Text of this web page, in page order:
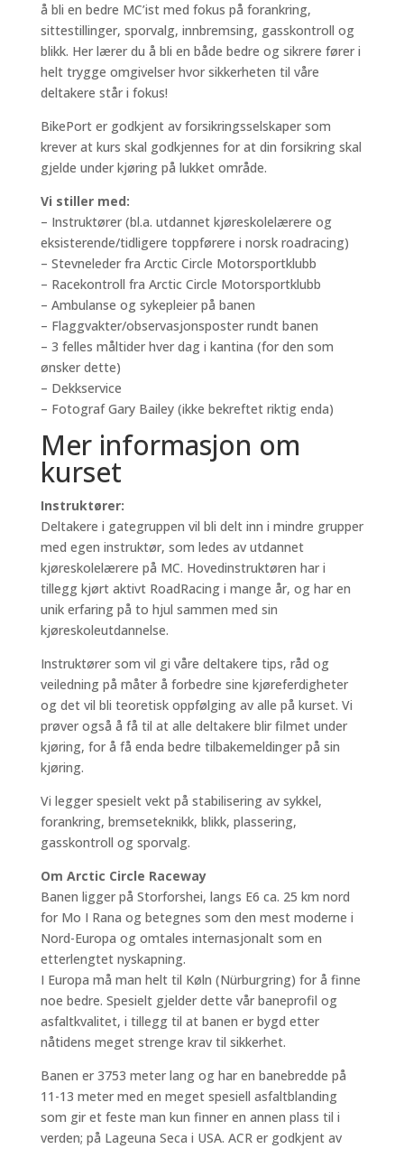
å bli en bedre MC’ist med fokus på forankring,
sittestillinger, sporvalg, innbremsing, gasskontroll og
blikk. Her lærer du å bli en både bedre og sikrere fører i
helt trygge omgivelser hvor sikkerheten til våre
deltakere står i fokus!
BikePort er godkjent av forsikringsselskaper som
krever at kurs skal godkjennes for at din forsikring skal
gjelde under kjøring på lukket område.
Vi stiller med:
– Instruktører (bl.a. utdannet kjøreskolelærere og
eksisterende/tidligere toppførere i norsk roadracing)
– Stevneleder fra Arctic Circle Motorsportklubb
– Racekontroll fra Arctic Circle Motorsportklubb
– Ambulanse og sykepleier på banen
– Flaggvakter/observasjonsposter rundt banen
– 3 felles måltider hver dag i kantina (for den som
ønsker dette)
– Dekkservice
– Fotograf Gary Bailey (ikke bekreftet riktig enda)
Mer informasjon om
kurset
Instruktører:
Deltakere i gategruppen vil bli delt inn i mindre grupper
med egen instruktør, som ledes av utdannet
kjøreskolelærere på MC. Hovedinstruktøren har i
tillegg kjørt aktivt RoadRacing i mange år, og har en
unik erfaring på to hjul sammen med sin
kjøreskoleutdannelse.
Instruktører som vil gi våre deltakere tips, råd og
veiledning på måter å forbedre sine kjøreferdigheter
og det vil bli teoretisk oppfølging av alle på kurset. Vi
prøver også å få til at alle deltakere blir filmet under
kjøring, for å få enda bedre tilbakemeldinger på sin
kjøring.
Vi legger spesielt vekt på stabilisering av sykkel,
forankring, bremseteknikk, blikk, plassering,
gasskontroll og sporvalg.
Om Arctic Circle Raceway
Banen ligger på Storforshei, langs E6 ca. 25 km nord
for Mo I Rana og betegnes som den mest moderne i
Nord-Europa og omtales internasjonalt som en
etterlengtet nyskapning.
I Europa må man helt til Køln (Nürburgring) for å finne
noe bedre. Spesielt gjelder dette vår baneprofil og
asfaltkvalitet, i tillegg til at banen er bygd etter
nåtidens meget strenge krav til sikkerhet.
Banen er 3753 meter lang og har en banebredde på
11-13 meter med en meget spesiell asfaltblanding
som gir et feste man kun finner en annen plass til i
verden; på Lageuna Seca i USA. ACR er godkjent av